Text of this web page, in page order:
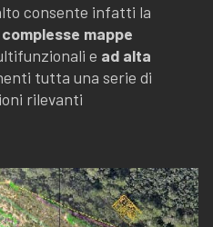
consente infatti la
complesse mappe
e ad alta
tutta una serie di
rilevanti